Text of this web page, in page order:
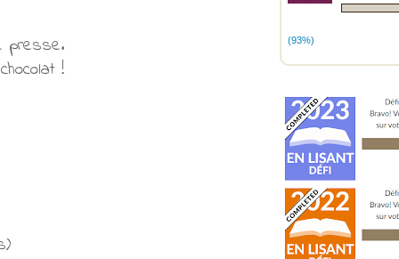
presse.
!
(93%)